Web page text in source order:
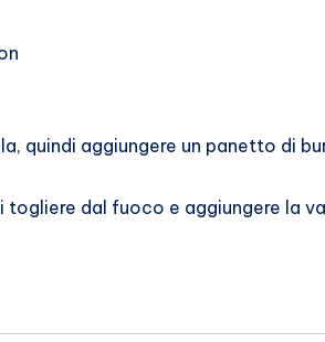
quindi aggiungere un panetto di
dal fuoco e aggiungere la